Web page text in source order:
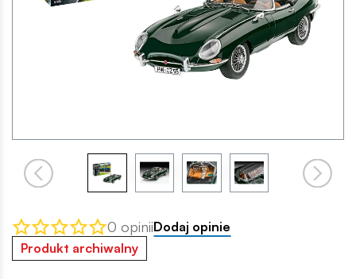
0 opiniiDodaj opinie
Produkt archiwalny